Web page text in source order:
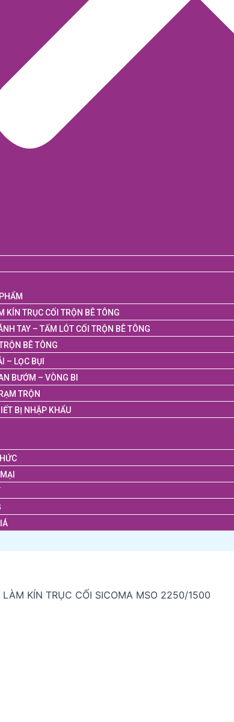
KÍN TRỤC CỐI TRỘN BÊ TÔNG
TAY – TẤM LÓT CỐI TRỘN BÊ TÔNG
BÊ TÔNG
– LỌC BỤI
BƯỚM – VÒNG BI
TRỘN
BỊ NHẬP KHẨU
LÀM KÍN TRỤC CỐI SICOMA MSO 2250/1500